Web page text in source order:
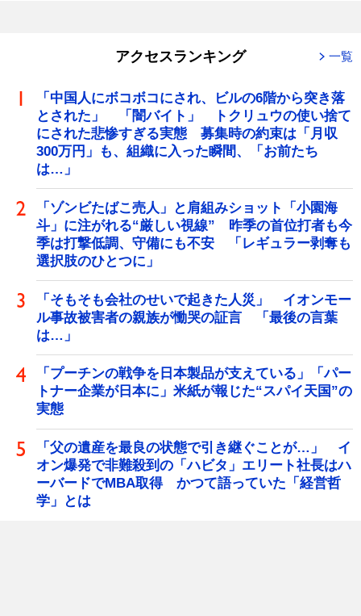
アクセスランキング 一覧
「中国人にボコボコにされ、ビルの6階から突き落
とされた」 「闇バイト」 トクリュウの使い捨て
にされた悲惨すぎる実態 募集時の約束は「月収
300万円」も、組織に入った瞬間、「お前たち
は…」
「ゾンビたばこ売人」と肩組みショット「小園海
斗」に注がれる“厳しい視線” 昨季の首位打者も今
季は打撃低調、守備にも不安 「レギュラー剥奪も
選択肢のひとつに」
「そもそも会社のせいで起きた人災」 イオンモー
ル事故被害者の親族が慟哭の証言 「最後の言葉
は…」
「プーチンの戦争を日本製品が支えている」「パー
トナー企業が日本に」米紙が報じた“スパイ天国”の
実態
「父の遺産を最良の状態で引き継ぐことが…」 イ
オン爆発で非難殺到の「ハビタ」エリート社長はハ
ーバードでMBA取得 かつて語っていた「経営哲
学」とは